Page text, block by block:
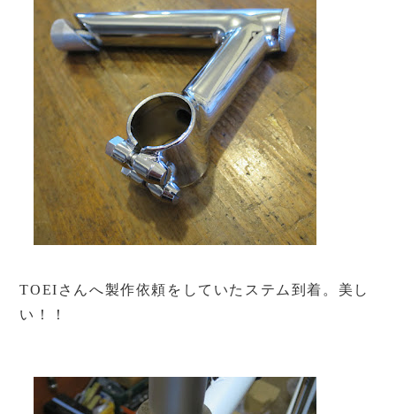
TOEIさんへ製作依頼をしていたステム到着。美し
い！！